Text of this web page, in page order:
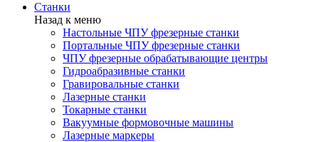
Станки
Назад к меню
Настольные ЧПУ фрезерные станки
Портальные ЧПУ фрезерные станки
ЧПУ фрезерные обрабатывающие центры
Гидроабразивные станки
Гравировальные станки
Лазерные станки
Токарные станки
Вакуумные формовочные машины
Лазерные маркеры